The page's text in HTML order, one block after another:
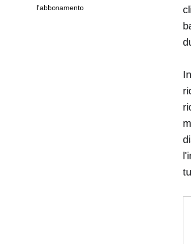
l'abbonamento